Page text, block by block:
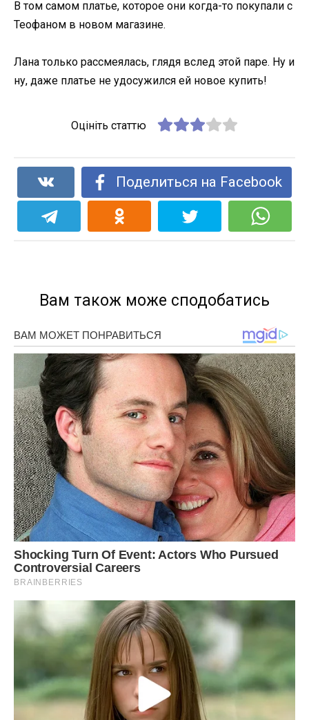
В том самом платье, которое они когда-то покупали с
Теофаном в новом магазине.
Лана только рассмеялась, глядя вслед этой паре. Ну и
ну, даже платье не удосужился ей новое купить!
Оцініть статтю
Поделиться на Facebook
Вам також може сподобатись